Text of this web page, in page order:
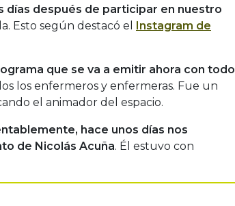
después de participar en nuestro
Esto según destacó el Instagram de
que se va a emitir ahora con todo
los enfermeros y enfermeras. Fue un
el animador del espacio.
hace unos días nos
de Nicolás Acuña. Él estuvo con